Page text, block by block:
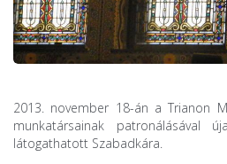
2013. november 18-án a Trianon
munkatársainak patronálásával
látogathatott Szabadkára.